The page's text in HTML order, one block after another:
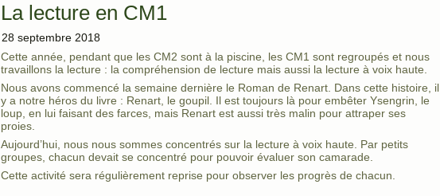
La lecture en CM1
28 septembre 2018
Cette année, pendant que les CM2 sont à la piscine, les CM1 sont regroupés et nous
travaillons la lecture : la compréhension de lecture mais aussi la lecture à voix haute.
Nous avons commencé la semaine dernière le Roman de Renart. Dans cette histoire, il
y a notre héros du livre : Renart, le goupil. Il est toujours là pour embêter Ysengrin, le
loup, en lui faisant des farces, mais Renart est aussi très malin pour attraper ses
proies.
Aujourd’hui, nous nous sommes concentrés sur la lecture à voix haute. Par petits
groupes, chacun devait se concentré pour pouvoir évaluer son camarade.
Cette activité sera régulièrement reprise pour observer les progrès de chacun.